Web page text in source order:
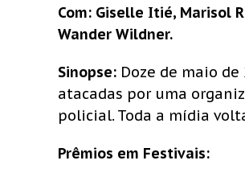
Com: Giselle Itié, Marisol
Wander Wildner.
Sinopse: Doze de maio de
atacadas por uma
policial. Toda a mídia
Prêmios em Festivais: